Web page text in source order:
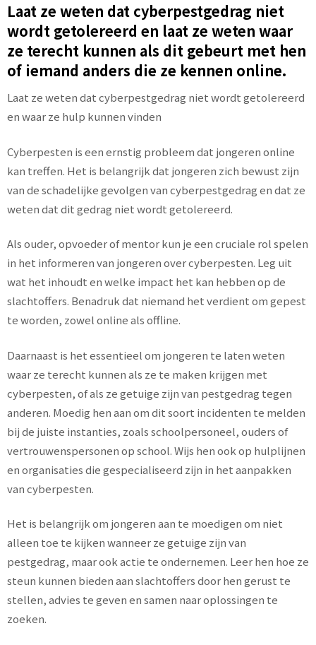
Laat ze weten dat cyberpestgedrag niet
wordt getolereerd en laat ze weten waar
ze terecht kunnen als dit gebeurt met hen
of iemand anders die ze kennen online.
Laat ze weten dat cyberpestgedrag niet wordt getolereerd
en waar ze hulp kunnen vinden
Cyberpesten is een ernstig probleem dat jongeren online
kan treffen. Het is belangrijk dat jongeren zich bewust zijn
van de schadelijke gevolgen van cyberpestgedrag en dat ze
weten dat dit gedrag niet wordt getolereerd.
Als ouder, opvoeder of mentor kun je een cruciale rol spelen
in het informeren van jongeren over cyberpesten. Leg uit
wat het inhoudt en welke impact het kan hebben op de
slachtoffers. Benadruk dat niemand het verdient om gepest
te worden, zowel online als offline.
Daarnaast is het essentieel om jongeren te laten weten
waar ze terecht kunnen als ze te maken krijgen met
cyberpesten, of als ze getuige zijn van pestgedrag tegen
anderen. Moedig hen aan om dit soort incidenten te melden
bij de juiste instanties, zoals schoolpersoneel, ouders of
vertrouwenspersonen op school. Wijs hen ook op hulplijnen
en organisaties die gespecialiseerd zijn in het aanpakken
van cyberpesten.
Het is belangrijk om jongeren aan te moedigen om niet
alleen toe te kijken wanneer ze getuige zijn van
pestgedrag, maar ook actie te ondernemen. Leer hen hoe ze
steun kunnen bieden aan slachtoffers door hen gerust te
stellen, advies te geven en samen naar oplossingen te
zoeken.